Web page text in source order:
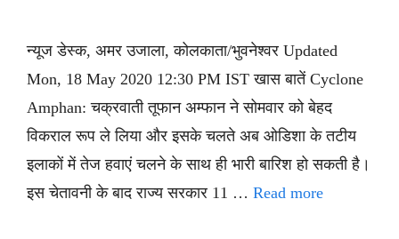
न्यूज डेस्क, अमर उजाला, कोलकाता/भुवनेश्वर Updated
Mon, 18 May 2020 12:30 PM IST खास बातें Cyclone
Amphan: चक्रवाती तूफान अम्फान ने सोमवार को बेहद
विकराल रूप ले लिया और इसके चलते अब ओडिशा के तटीय
इलाकों में तेज हवाएं चलने के साथ ही भारी बारिश हो सकती है।
इस चेतावनी के बाद राज्य सरकार 11 … Read more